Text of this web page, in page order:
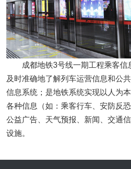
成都地铁3号线一期工程乘客信
及时准确地了解列车运营信息和公
信息系统；是地铁系统实现以人为
各种信息（如：乘客行车、安防反
公益广告、天气预报、新闻、交通
设施。